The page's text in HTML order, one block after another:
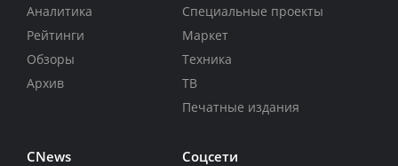
Аналитика
Рейтинги
Обзоры
Архив
Специальные проекты
Маркет
Техника
ТВ
Печатные издания
CNews Соцсети